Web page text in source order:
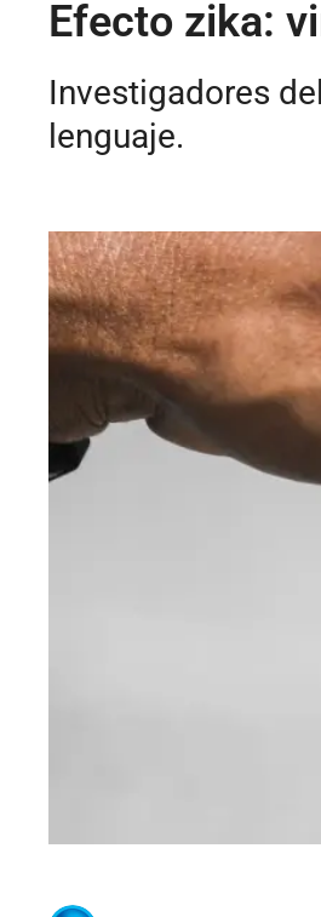
Efecto zika:
Investigadores
lenguaje.